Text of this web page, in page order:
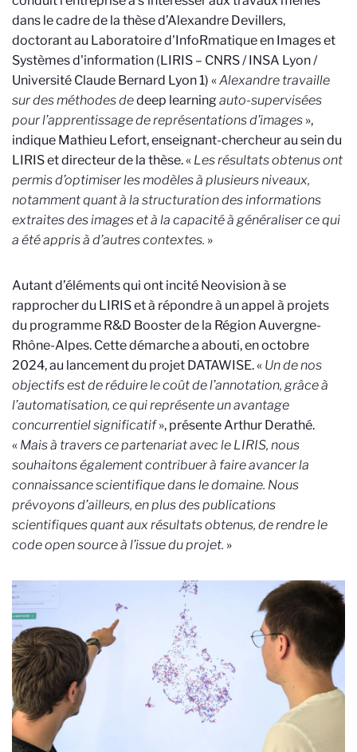
dans le cadre de la thèse d’Alexandre Devillers,
doctorant au Laboratoire d'InfoRmatique en Images et
Systèmes d'information (LIRIS – CNRS / INSA Lyon /
Université Claude Bernard Lyon 1) «Alexandre travaille
sur des méthodes dedeep learningauto-supervisées
pour l’apprentissage de représentations d’images »,
indique Mathieu Lefort, enseignant-chercheur au sein du
LIRIS et directeur de la thèse. « Les résultats obtenus ont
permis d’optimiser les modèles à plusieurs niveaux,
notamment quant à la structuration des informations
extraites des images et à la capacité à généraliser ce qui
a été appris à d’autres contextes. »
Autant d’éléments qui ont incité Neovision à se
rapprocher du LIRIS et à répondre à un appel à projets
du programme R&D Booster de la Région Auvergne-
Rhône-Alpes. Cette démarche a abouti, en octobre
2024, au lancement du projet DATAWISE. « Un de nos
objectifs est de réduire le coût de l’annotation, grâce à
l’automatisation, ce qui représente un avantage
concurrentiel significatif», présente Arthur Derathé.
« Mais à travers ce partenariat avec le LIRIS, nous
souhaitons également contribuer à faire avancer la
connaissance scientifique dans le domaine. Nous
prévoyons d’ailleurs, en plus des publications
scientifiques quant aux résultats obtenus, de rendre le
code open source à l’issue du projet. »